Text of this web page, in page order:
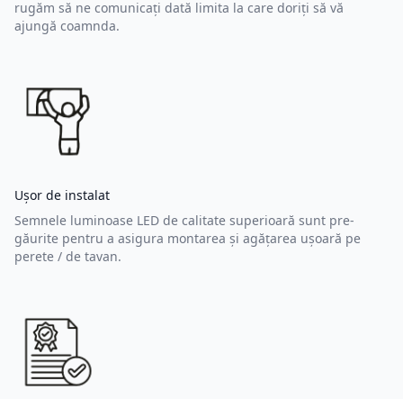
rugăm să ne comunicați dată limita la care doriți să vă
ajungă coamnda.
Ușor de instalat
Semnele luminoase LED de calitate superioară sunt pre-
găurite pentru a asigura montarea și agățarea ușoară pe
perete / de tavan.